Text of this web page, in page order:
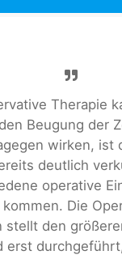
Therapie
Beugung der
wirken, ist
deutlich
operative
kommen. Die
stellt den
erst